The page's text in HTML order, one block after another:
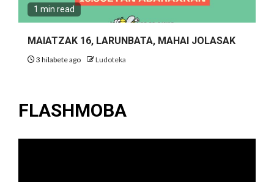
1 min read
MAIATZAK 16, LARUNBATA, MAHAI JOLASAK
3 hilabete ago Ludoteka
FLASHMOBA